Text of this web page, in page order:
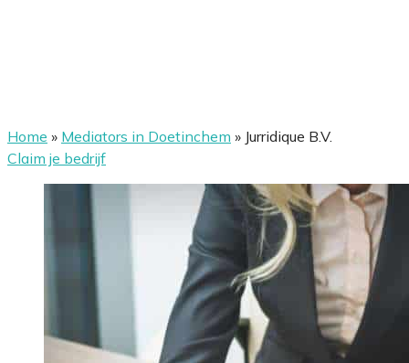
Home » Mediators in Doetinchem » Jurridique B.V.
Claim je bedrijf